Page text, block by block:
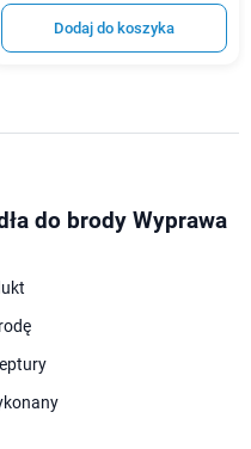
Dodaj do koszyka
do brody Wyprawa